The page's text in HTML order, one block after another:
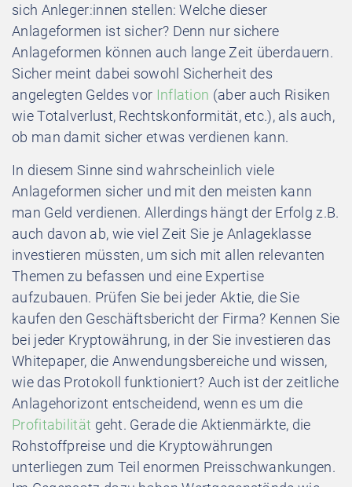
sich Anleger:innen stellen: Welche dieser
Anlageformen ist sicher? Denn nur sichere
Anlageformen können auch lange Zeit überdauern.
Sicher meint dabei sowohl Sicherheit des
angelegten Geldes vor Inflation (aber auch Risiken
wie Totalverlust, Rechtskonformität, etc.), als auch,
ob man damit sicher etwas verdienen kann.
In diesem Sinne sind wahrscheinlich viele
Anlageformen sicher und mit den meisten kann
man Geld verdienen. Allerdings hängt der Erfolg z.B.
auch davon ab, wie viel Zeit Sie je Anlageklasse
investieren müssten, um sich mit allen relevanten
Themen zu befassen und eine Expertise
aufzubauen. Prüfen Sie bei jeder Aktie, die Sie
kaufen den Geschäftsbericht der Firma? Kennen Sie
bei jeder Kryptowährung, in der Sie investieren das
Whitepaper, die Anwendungsbereiche und wissen,
wie das Protokoll funktioniert? Auch ist der zeitliche
Anlagehorizont entscheidend, wenn es um die
Profitabilität geht. Gerade die Aktienmärkte, die
Rohstoffpreise und die Kryptowährungen
unterliegen zum Teil enormen Preisschwankungen.